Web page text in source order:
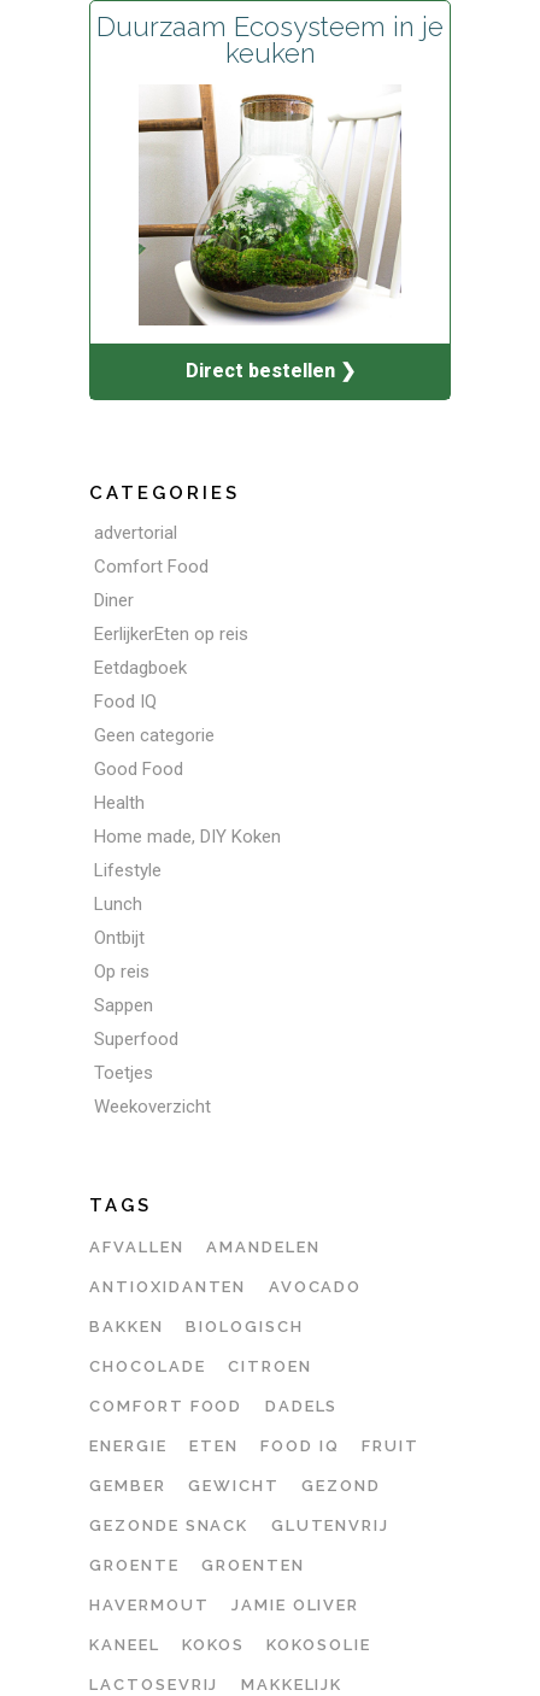
Duurzaam Ecosysteem in je
keuken
Direct bestellen ❯
CATEGORIES
advertorial
Comfort Food
Diner
EerlijkerEten op reis
Eetdagboek
Food IQ
Geen categorie
Good Food
Health
Home made, DIY Koken
Lifestyle
Lunch
Ontbijt
Op reis
Sappen
Superfood
Toetjes
Weekoverzicht
TAGS
AFVALLEN AMANDELEN
ANTIOXIDANTEN AVOCADO
BAKKEN BIOLOGISCH
CHOCOLADE CITROEN
COMFORT FOOD DADELS
ENERGIE ETEN FOOD IQ FRUIT
GEMBER GEWICHT GEZOND
GEZONDE SNACK GLUTENVRIJ
GROENTE GROENTEN
HAVERMOUT JAMIE OLIVER
KANEEL KOKOS KOKOSOLIE
LACTOSEVRIJ MAKKELIJK